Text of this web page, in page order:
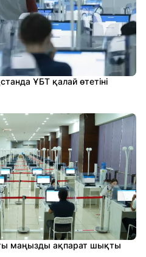
ҰБТ қалай өтетіні
маңызды ақпарат шықты